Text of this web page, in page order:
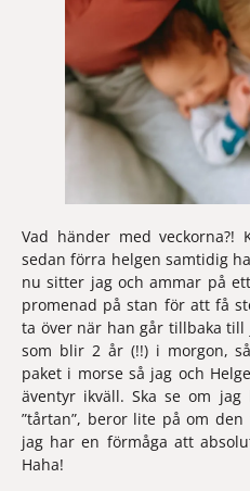
Vad händer med
sedan förra helgen samtidig
nu sitter jag och ammar på
promenad på stan för att få
ta över när han går tillbaka
som blir 2 år (!!) i morgon,
paket i morse så jag och
äventyr ikväll. Ska se om jag
”tårtan”, beror lite på om
jag har en förmåga att
Haha!